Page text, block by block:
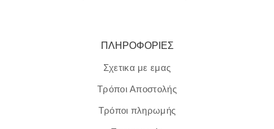
ΠΛΗΡΟΦΟΡΙΕΣ
Σχετικα με εμας
Τρόποι Αποστολής
Τρόποι πληρωμής